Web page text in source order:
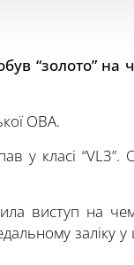
“золото” на
ОВА.
у класі
виступ на
заліку